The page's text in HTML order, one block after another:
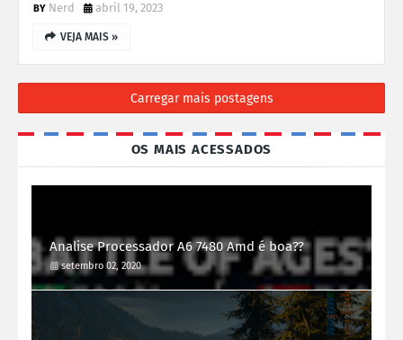
Nerd
abril 19, 2023
VEJA MAIS »
Carregar mais postagens
OS MAIS ACESSADOS
Analise Processador A6 7480 Amd é boa??
setembro 02, 2020